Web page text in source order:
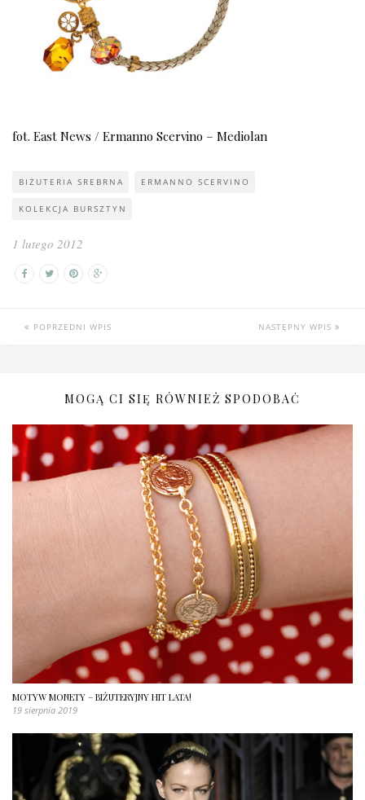
fot. East News / Ermanno Scervino – Mediolan
BIŻUTERIA SREBRNA ERMANNO SCERVINO
KOLEKCJA BURSZTYN
1 lutego 2012
POPRZEDNI WPIS NASTĘPNY WPIS
MOGĄ CI SIĘ RÓWNIEŻ SPODOBAĆ
MOTYW MONETY – BIŻUTERYJNY HIT LATA!
19 sierpnia 2019